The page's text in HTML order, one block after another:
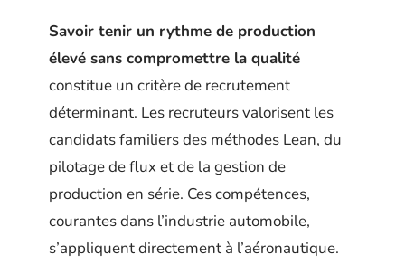
Savoir tenir un rythme de production
élevé sans compromettre la qualité
constitue un critère de recrutement
déterminant. Les recruteurs valorisent les
candidats familiers des méthodes Lean, du
pilotage de flux et de la gestion de
production en série. Ces compétences,
courantes dans l’industrie automobile,
s’appliquent directement à l’aéronautique.